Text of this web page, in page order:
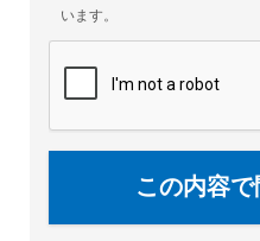
います。
この内容